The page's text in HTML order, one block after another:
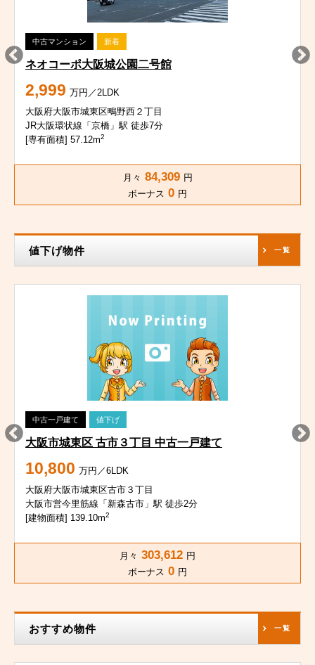
中古マンション 新着
ネオコーポ大阪城公園二号館
2,999 万円／2LDK
大阪府大阪市城東区鴫野西２丁目
JR大阪環状線「京橋」駅 徒歩7分
[専有面積] 57.12m2
月々 84,309 円
ボーナス 0 円
値下げ物件 一覧
中古一戸建て 値下げ
大阪市城東区 古市３丁目 中古一戸建て
10,800 万円／6LDK
大阪府大阪市城東区古市３丁目
大阪市営今里筋線「新森古市」駅 徒歩2分
[建物面積] 139.10m2
月々 303,612 円
ボーナス 0 円
おすすめ物件 一覧